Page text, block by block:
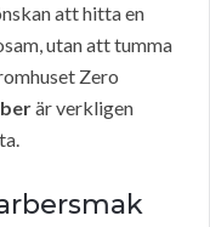
att hitta en
utan att tumma
Zero
är verkligen